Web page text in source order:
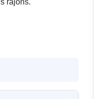
rajons.